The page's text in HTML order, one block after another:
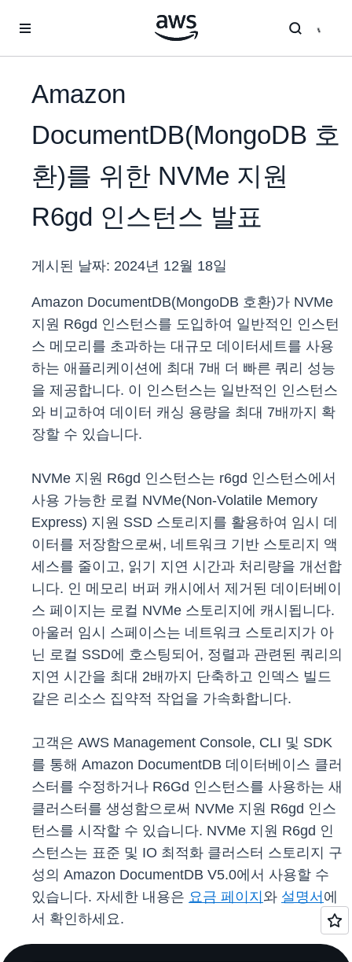
Amazon
DocumentDB(MongoDB 호
환)를 위한 NVMe 지원
R6gd 인스턴스 발표
게시된 날짜: 2024년 12월 18일
Amazon DocumentDB(MongoDB 호환)가 NVMe
지원 R6gd 인스턴스를 도입하여 일반적인 인스턴
스 메모리를 초과하는 대규모 데이터세트를 사용
하는 애플리케이션에 최대 7배 더 빠른 쿼리 성능
을 제공합니다. 이 인스턴스는 일반적인 인스턴스
와 비교하여 데이터 캐싱 용량을 최대 7배까지 확
장할 수 있습니다.
NVMe 지원 R6gd 인스턴스는 r6gd 인스턴스에서
사용 가능한 로컬 NVMe(Non-Volatile Memory
Express) 지원 SSD 스토리지를 활용하여 임시 데
이터를 저장함으로써, 네트워크 기반 스토리지 액
세스를 줄이고, 읽기 지연 시간과 처리량을 개선합
니다. 인 메모리 버퍼 캐시에서 제거된 데이터베이
스 페이지는 로컬 NVMe 스토리지에 캐시됩니다.
아울러 임시 스페이스는 네트워크 스토리지가 아
닌 로컬 SSD에 호스팅되어, 정렬과 관련된 쿼리의
지연 시간을 최대 2배까지 단축하고 인덱스 빌드
같은 리소스 집약적 작업을 가속화합니다.
고객은 AWS Management Console, CLI 및 SDK
를 통해 Amazon DocumentDB 데이터베이스 클러
스터를 수정하거나 R6Gd 인스턴스를 사용하는 새
클러스터를 생성함으로써 NVMe 지원 R6gd 인스
턴스를 시작할 수 있습니다. NVMe 지원 R6gd 인
스턴스는 표준 및 IO 최적화 클러스터 스토리지 구
성의 Amazon DocumentDB V5.0에서 사용할 수
있습니다. 자세한 내용은 요금 페이지 와 설명서 에
서 확인하세요.